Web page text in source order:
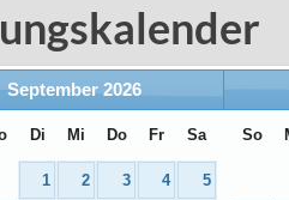
September 2026
Di Mi Do Fr Sa
1 2 3 4 5
So